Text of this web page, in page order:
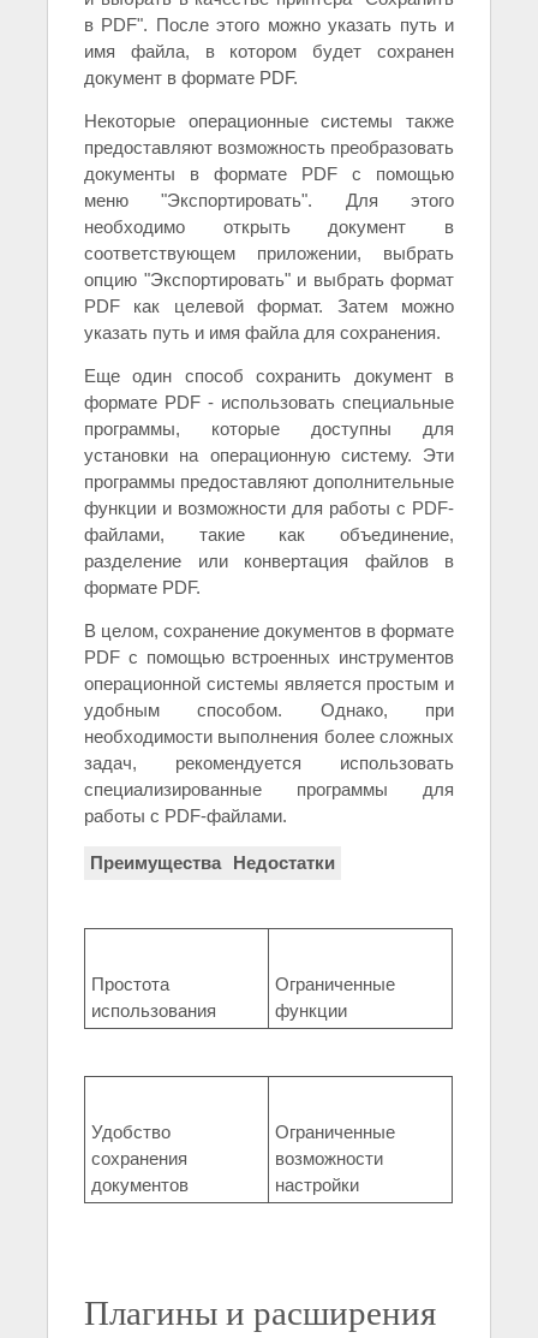
в PDF". После этого можно указать путь и
имя файла, в котором будет сохранен
документ в формате PDF.
Некоторые операционные системы также
предоставляют возможность преобразовать
документы в формате PDF с помощью
меню "Экспортировать". Для этого
необходимо открыть документ в
соответствующем приложении, выбрать
опцию "Экспортировать" и выбрать формат
PDF как целевой формат. Затем можно
указать путь и имя файла для сохранения.
Еще один способ сохранить документ в
формате PDF - использовать специальные
программы, которые доступны для
установки на операционную систему. Эти
программы предоставляют дополнительные
функции и возможности для работы с PDF-
файлами, такие как объединение,
разделение или конвертация файлов в
формате PDF.
В целом, сохранение документов в формате
PDF с помощью встроенных инструментов
операционной системы является простым и
удобным способом. Однако, при
необходимости выполнения более сложных
задач, рекомендуется использовать
специализированные программы для
работы с PDF-файлами.
Преимущества Недостатки
Простота
использования
Ограниченные
функции
Удобство
сохранения
документов
Ограниченные
возможности
настройки
Плагины и расширения